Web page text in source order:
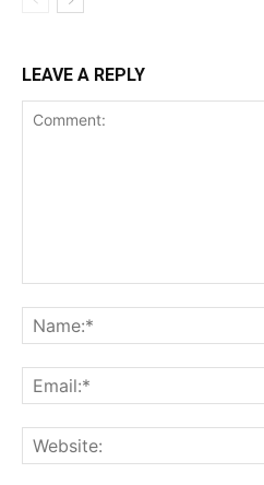
LEAVE A REPLY